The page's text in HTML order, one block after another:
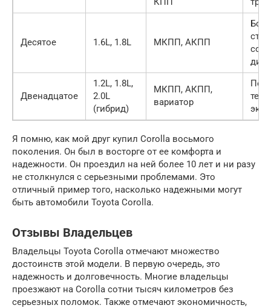
Десятое 1.6L, 1.8L МКПП, АКПП
Двенадцатое
1.2L, 1.8L,
2.0L
(гибрид)
МКПП, АКПП,
вариатор
Я помню, как мой друг купил Corolla восьмого
поколения. Он был в восторге от ее комфорта и
надежности. Он проездил на ней более 10 лет и ни разу
не столкнулся с серьезными проблемами. Это
отличный пример того, насколько надежными могут
быть автомобили Toyota Corolla.
Отзывы Владельцев
Владельцы Toyota Corolla отмечают множество
достоинств этой модели. В первую очередь, это
надежность и долговечность. Многие владельцы
проезжают на Corolla сотни тысяч километров без
серьезных поломок. Также отмечают экономичность,